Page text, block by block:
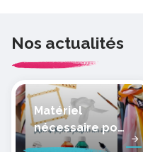
Nos actualités
Matériel
nécessaire pour
peindre la soie